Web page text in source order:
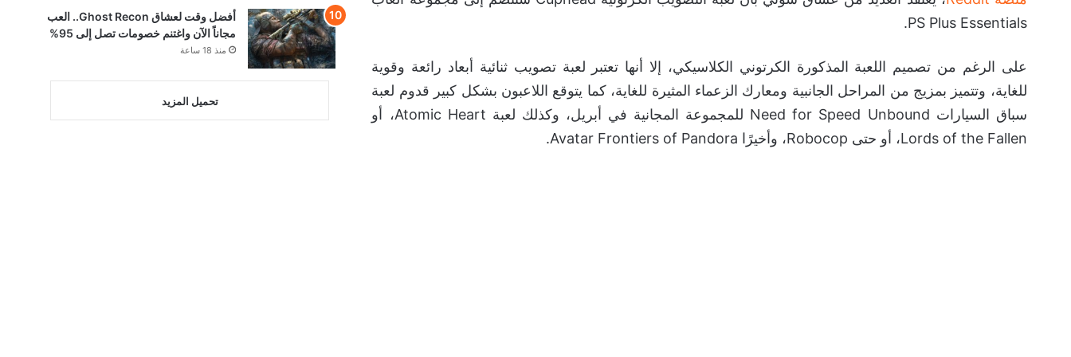
PS Plus Essentials.
على الرغم من تصميم اللعبة المذكورة الكرتوني الكلاسيكي، إلا أنها تعتبر لعبة تصويب ثنائية أبعاد رائعة وقوية
للغاية، وتتميز بمزيج من المراحل الجانبية ومعارك الزعماء المثيرة للغاية، كما يتوقع اللاعبون بشكل كبير قدوم لعبة
سباق السيارات Need for Speed ​​Unbound للمجموعة المجانية في أبريل، وكذلك لعبة Atomic Heart، أو
Lords of the Fallen، أو حتى Robocop، وأخيرًا Avatar Frontiers of Pandora.
أفضل وقت لعشاق Ghost Recon.. العب
مجاناً الآن واغتنم خصومات تصل إلى 95%
منذ 18 ساعة
تحميل المزيد